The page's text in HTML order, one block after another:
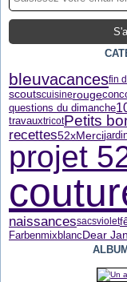
bleuvacancesfin
scoutscuisinerouge
questions du dimanche
travauxtricotPetits
recettes52xMerci
projet
naissancessacsviolet
FarbenmixblancDear